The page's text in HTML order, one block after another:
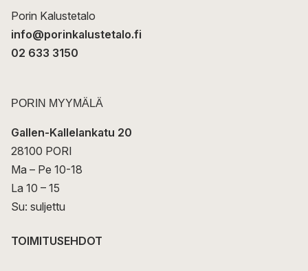
Porin Kalustetalo
info@porinkalustetalo.fi
02 633 3150
PORIN MYYMÄLÄ
Gallen-Kallelankatu 20
28100 PORI
Ma – Pe 10-18
La 10 – 15
Su: suljettu
TOIMITUSEHDOT